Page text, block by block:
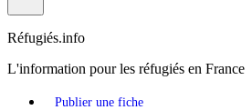
Réfugiés.info
L'information pour les réfugiés en France
Publier une fiche